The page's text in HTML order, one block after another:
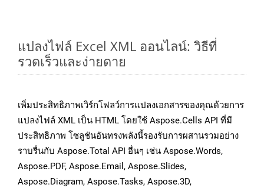
แปลงไฟล์ Excel XML ออนไลน์: วิธีที่
รวดเร็วและง่ายดาย
เพิ่มประสิทธิภาพเวิร์กโฟลว์การแปลงเอกสารของคุณด้วยการ
แปลงไฟล์ XML เป็น HTML โดยใช้ Aspose.Cells API ที่มี
ประสิทธิภาพ โซลูชันอันทรงพลังนี้รองรับการผสานรวมอย่าง
ราบรื่นกับ Aspose.Total API อื่นๆ เช่น Aspose.Words,
Aspose.PDF, Aspose.Email, Aspose.Slides,
Aspose.Diagram, Aspose.Tasks, Aspose.3D,